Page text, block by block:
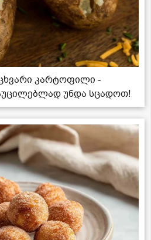
კარტოფილი -
უნდა სცადოთ!